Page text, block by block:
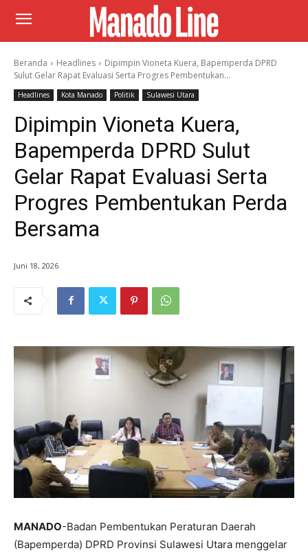
Beranda Headlines
Dipimpin Vioneta Kuera, Bapemperda DPRD
Sulut Gelar Rapat Evaluasi Serta Progres Pembentukan...
Headlines Kota Manado Politik Sulawesi Utara
Dipimpin Vioneta Kuera,
Bapemperda DPRD Sulut
Gelar Rapat Evaluasi Serta
Progres Pembentukan Perda
Bersama
Juni 18, 2026
MANADO-Badan Pembentukan Peraturan Daerah
(Bapemperda) DPRD Provinsi Sulawesi Utara menggelar